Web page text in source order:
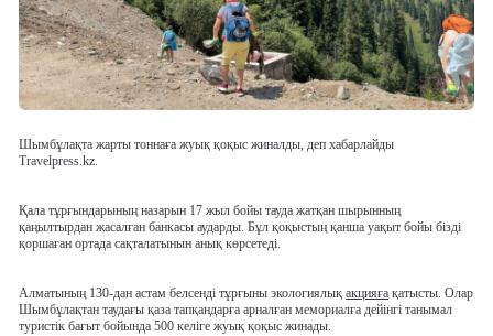
Шымбұлақта жарты тоннаға жуық қоқыс жиналды, деп хабарлайды
Travelpress.kz.
Қала тұрғындарының назарын 17 жыл бойы тауда жатқан шырынның
қаңылтырдан жасалған банкасы аударды. Бұл қоқыстың қанша уақыт бойы бізді
қоршаған ортада сақталатынын анық көрсетеді.
Алматының 130-дан астам белсенді тұрғыны экологиялық акцияға қатысты. Олар
Шымбұлақтан таудағы қаза тапқандарға арналған мемориалға дейінгі танымал
туристік бағыт бойында 500 келіге жуық қоқыс жинады.